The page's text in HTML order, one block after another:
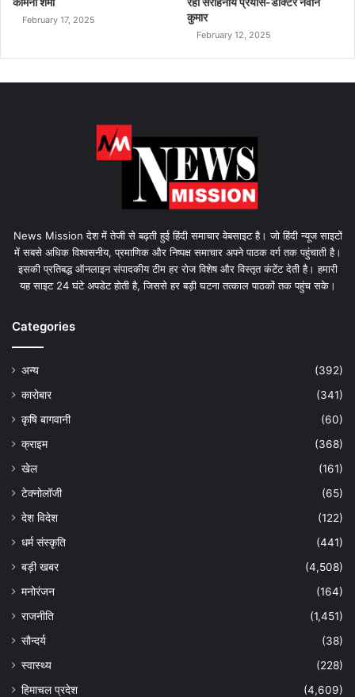
February 17, 2025
कुमार
February 12, 2025
News Mission देश में तेजी से बढ़ती हुई हिंदी समाचार वेबसाइट है। जो हिंदी न्यूज साइटों
में सबसे अधिक विश्वसनीय, प्रमाणिक और निष्पक्ष समाचार अपने पाठक वर्ग तक पहुंचाती है।
इसकी प्रतिबद्ध ऑनलाइन संपादकीय टीम हर रोज विशेष और विस्तृत कंटेंट देती है। हमारी
यह साइट 24 घंटे अपडेट होती है, जिससे हर बड़ी घटना तत्काल पाठकों तक पहुंच सके।
Categories
अन्य
(392)
कारोबार
(341)
कृषि बागवानी
(60)
क्राइम
(368)
खेल
(161)
टेक्नोलॉजी
(65)
देश विदेश
(122)
धर्म संस्कृति
(441)
बड़ी खबर
(4,508)
मनोरंजन
(164)
राजनीति
(1,451)
सौन्दर्य
(38)
स्वास्थ्य
(228)
हिमाचल प्रदेश
(4,609)